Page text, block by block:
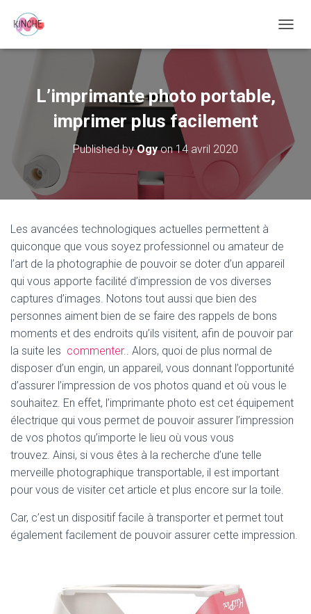
U
/
R
O
L’imprimante photo portable,
imprimer plus facilement
Published byOgyon14 avril 2020
Les avancées technologiques actuelles permettent à
quiconque que vous soyez professionnel ou amateur de
l’art de la photographie de pouvoir se doter d’un appareil
qui vous apporte facilité d’impression de vos diverses
captures d’images. Notons tout aussi que bien des
personnes aiment bien de se faire des rappels de bons
moments et des endroits qu’ils visitent, afin de pouvoir par
la suite les commenter.. Alors, quoi de plus normal de
disposer d’un engin, un appareil, vous donnant l’opportunité
d’assurer l’impression de vos photos quand et où vous le
souhaitez. En effet, l’imprimante photo est cet équipement
électrique qui vous permet de pouvoir assurer l’impression
de vos photos qu’importe le lieu où vous vous
trouvez. Ainsi, si vous êtes à la recherche d’une telle
merveille photographique transportable, il est important
pour vous de visiter cet article et plus encore sur la toile.
Car, c’est un dispositif facile à transporter et permet tout
également facilement de pouvoir assurer cette impression.